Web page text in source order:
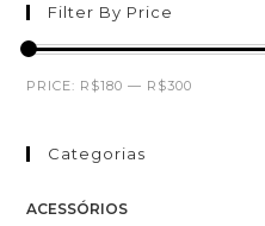
Filter By Price
PRICE: R$180 — R$300
Categorias
ACESSÓRIOS